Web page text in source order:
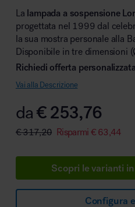
Area outdoor
Area hospitality
La lampada a sospensione
progettata nel 1999 dal
la sua mostra personale alla
Disponibile in tre
Richiedi offerta
Vai alla Descrizione
da€253,76
€317,20 Risparmi €63,44
Scopri le varianti
Configura